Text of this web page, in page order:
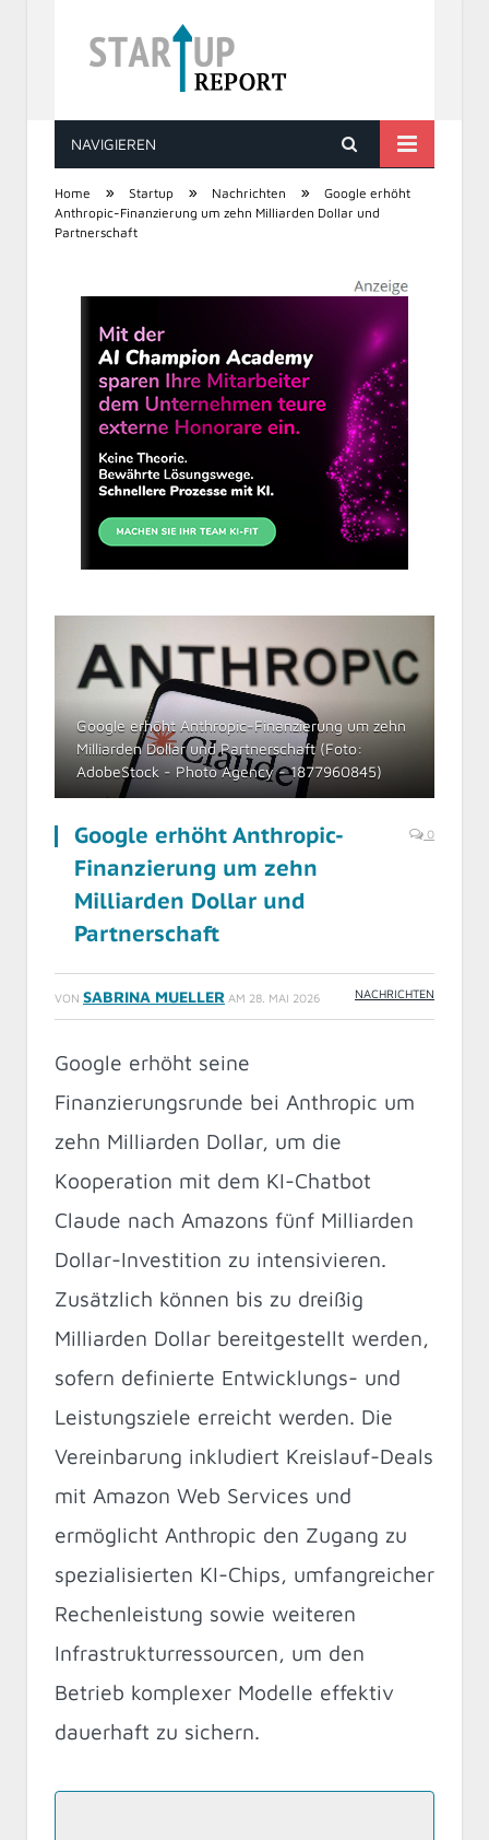
STARTUP REPORT
NAVIGIEREN
Home » Startup » Nachrichten »
Google erhöht
Anthropic-Finanzierung um zehn Milliarden Dollar und
Partnerschaft
Google erhöht Anthropic-Finanzierung um zehn
Milliarden Dollar und Partnerschaft (Foto:
AdobeStock - Photo Agency - 1877960845)
Google erhöht Anthropic-
Finanzierung um zehn
Milliarden Dollar und
Partnerschaft
0
VON SABRINA MUELLER AM 28. MAI 2026 NACHRICHTEN
Google erhöht seine
Finanzierungsrunde bei Anthropic um
zehn Milliarden Dollar, um die
Kooperation mit dem KI-Chatbot
Claude nach Amazons fünf Milliarden
Dollar-Investition zu intensivieren.
Zusätzlich können bis zu dreißig
Milliarden Dollar bereitgestellt werden,
sofern definierte Entwicklungs- und
Leistungsziele erreicht werden. Die
Vereinbarung inkludiert Kreislauf-Deals
mit Amazon Web Services und
ermöglicht Anthropic den Zugang zu
spezialisierten KI-Chips, umfangreicher
Rechenleistung sowie weiteren
Infrastrukturressourcen, um den
Betrieb komplexer Modelle effektiv
dauerhaft zu sichern.